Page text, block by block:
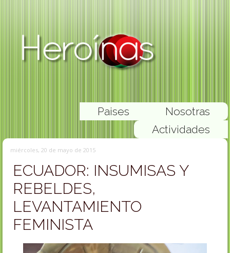
Nosotras
Paises
Actividades
miércoles, 20 de mayo de 2015
ECUADOR: INSUMISAS Y
REBELDES,
LEVANTAMIENTO
FEMINISTA